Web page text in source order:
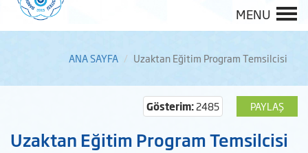
MENU
ANA SAYFA Uzaktan Eğitim Program Temsilcisi
PAYLAŞ
Gösterim:2485
Uzaktan Eğitim Program Temsilcisi